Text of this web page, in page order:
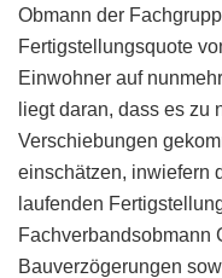
Obmann der
Fertigstellungsquote
Einwohner auf
liegt daran, dass es
Verschiebungen
einschätzen, inwiefern
laufenden
Fachverbandsobmann
Bauverzögerungen